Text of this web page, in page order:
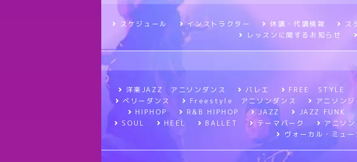
スケジュール インストラクター 休講・代講情報 ス
レッスンに関するお知らせ
洋楽JAZZ アニソンダンス バレエ FREE STYLE
ベリーダンス
Freestyle アニソンダンス アニソンジ
HIPHOP
R&B HIPHOP JAZZ JAZZ FUNK
SOUL
HEEL BALLET テーマパーク アニソン
ヴォーカル・ミュー